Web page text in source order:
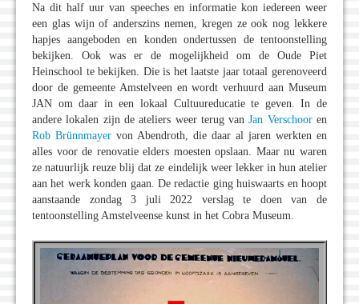
Na dit half uur van speeches en informatie kon iedereen weer
een glas wijn of anderszins nemen, kregen ze ook nog lekkere
hapjes aangeboden en konden ondertussen de tentoonstelling
bekijken. Ook was er de mogelijkheid om de Oude Piet
Heinschool te bekijken. Die is het laatste jaar totaal gerenoveerd
door de gemeente Amstelveen en wordt verhuurd aan Museum
JAN om daar in een lokaal Cultuureducatie te geven. In de
andere lokalen zijn de ateliers weer terug vanJan Verschooren
Rob Brünnmayer von Abendroth, die daar al jaren werkten en
alles voor de renovatie elders moesten opslaan. Maar nu waren
ze natuurlijk reuze blij dat ze eindelijk weer lekker in hun atelier
aan het werk konden gaan. De redactie ging huiswaarts en hoopt
aanstaande zondag 3 juli 2022 verslag te doen van de
tentoonstelling Amstelveense kunst in het Cobra Museum.